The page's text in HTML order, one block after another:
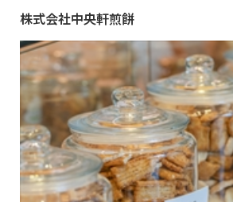
株式会社中央軒煎餅